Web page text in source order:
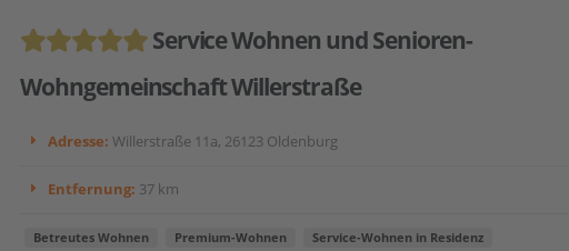
Service Wohnen und Senioren-
Wohngemeinschaft Willerstraße
Adresse: Willerstraße 11a, 26123 Oldenburg
Entfernung: 37 km
Betreutes Wohnen Premium-Wohnen Service-Wohnen in Residenz